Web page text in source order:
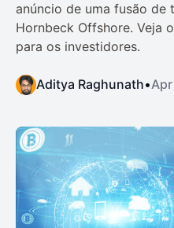
anúncio de uma fusão de
Hornbeck Offshore. Veja
para os investidores.
Aditya Raghunath•